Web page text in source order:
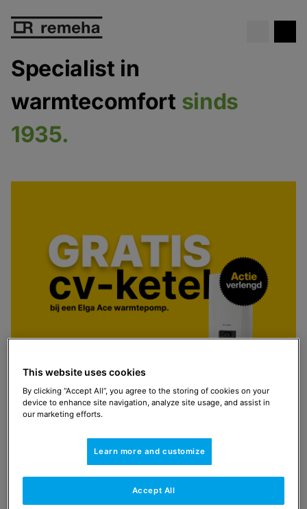
Gratis cv-ketelbij een Elga Ace
warmtepomp!
Bekijk de actie
Specialist in
warmtecomfort sinds
1935.
Wegens succes verlengd! Een gratis cv-
ketel
bij een Elga Ace warmtepomp.
Dit is hét moment om te starten met duurzaam
Ace hybride warmtepomp en krijg er een Tzerra Ace-
Matic verwarmingsketel gratis bij. Maar let op: op=op.
This website uses cookies
By clicking “Accept All”, you agree to the storing of cookies on your
device to enhance site navigation, analyze site usage, and assist in
our marketing efforts.
Learn more and customize
Accept All